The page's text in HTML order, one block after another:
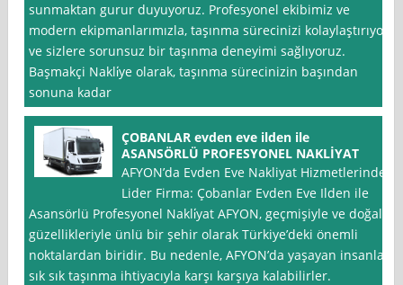
sunmaktan gurur duyuyoruz. Profesyonel ekibimiz ve
modern ekipmanlarımızla, taşınma sürecinizi kolaylaştırıyor
ve sizlere sorunsuz bir taşınma deneyimi sağlıyoruz.
Başmakçi Nakli̇ye olarak, taşınma sürecinizin başından
sonuna kadar
ÇOBANLAR evden eve ilden ile
ASANSÖRLÜ PROFESYONEL NAKLİYAT
AFYON’da Evden Eve Nakliyat Hizmetlerinde
Lider Firma: Çobanlar Evden Eve Ilden ile
Asansörlü Profesyonel Nakli̇yat AFYON, geçmişiyle ve doğal
güzellikleriyle ünlü bir şehir olarak Türkiye’deki önemli
noktalardan biridir. Bu nedenle, AFYON’da yaşayan insanlar
sık sık taşınma ihtiyacıyla karşı karşıya kalabilirler.